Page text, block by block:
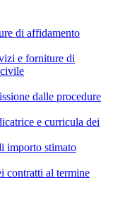
di affidamento
e forniture di
dalle procedure
e curricula dei
importo stimato
contratti al termine